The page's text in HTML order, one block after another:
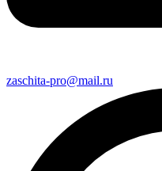
zaschita-pro@mail.ru